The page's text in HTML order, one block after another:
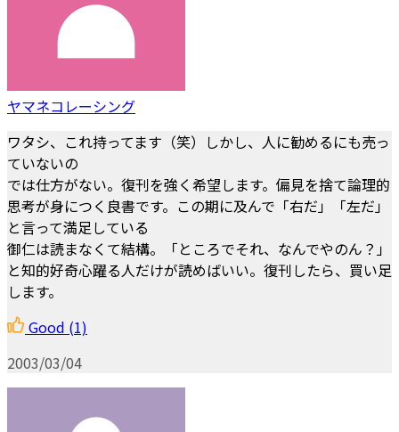
ヤマネコレーシング
ワタシ、これ持ってます（笑）しかし、人に勧めるにも売っ
ていないの
では仕方がない。復刊を強く希望します。偏見を捨て論理的
思考が身につく良書です。この期に及んで「右だ」「左だ」
と言って満足している
御仁は読まなくて結構。「ところでそれ、なんでやのん？」
と知的好奇心躍る人だけが読めばいい。復刊したら、買い足
します。
Good (1)
2003/03/04